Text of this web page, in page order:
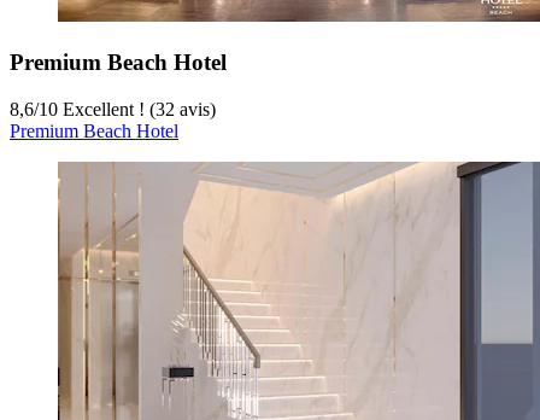
Premium Beach Hotel
8,6/10 Excellent ! (32 avis)
Premium Beach Hotel